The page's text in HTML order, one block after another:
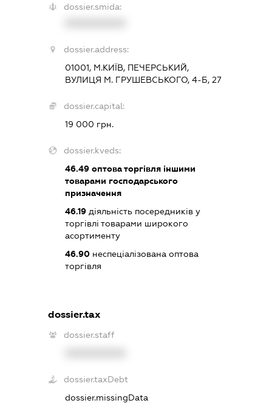
dossier.smida:
dossier.address:
01001, М.КИЇВ, ПЕЧЕРСЬКИЙ,
ВУЛИЦЯ М. ГРУШЕВСЬКОГО, 4-Б, 27
dossier.capital:
19 000 грн.
dossier.kveds:
46.49оптова торгівля іншими
товарами господарського
призначення
46.19діяльність посередників у
торгівлі товарами широкого
асортименту
46.90неспеціалізована оптова
торгівля
dossier.tax
dossier.staff
dossier.taxDebt
dossier.missingData